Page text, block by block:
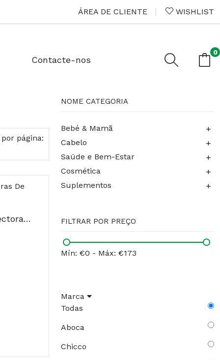
ÁREA DE CLIENTE WISHLIST
Contacte-nos
0
página:
Chicco Conchas Colectoras De Leite, 2 Pecas
NOME CATEGORIA
Bebé & Mamã +
Cabelo +
Saúde e Bem-Estar +
Cosmética +
Suplementos +
FILTRAR POR PREÇO
Mín: €0 - Máx: €173
Marca
Todas
Aboca
Chicco